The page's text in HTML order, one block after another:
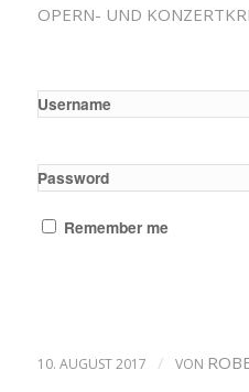
OPERN- UND
Username
Password
Remember me
10. AUGUST 2017 / VON